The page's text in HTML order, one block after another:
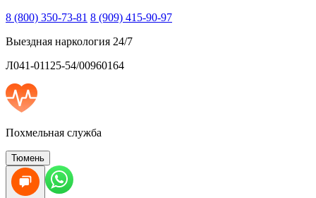
8 (800) 350-73-81 8 (909) 415-90-97
Выездная наркология 24/7
Л041-01125-54/00960164
Похмельная служба
Тюмень